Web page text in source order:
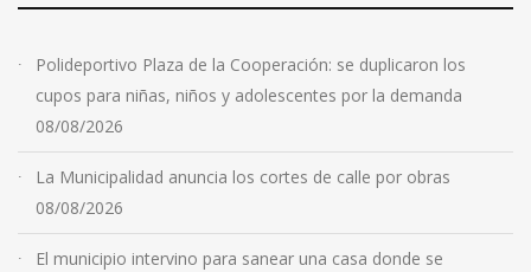
Polideportivo Plaza de la Cooperación: se duplicaron los
cupos para niñas, niños y adolescentes por la demanda
08/08/2026
La Municipalidad anuncia los cortes de calle por obras
08/08/2026
El municipio intervino para sanear una casa donde se